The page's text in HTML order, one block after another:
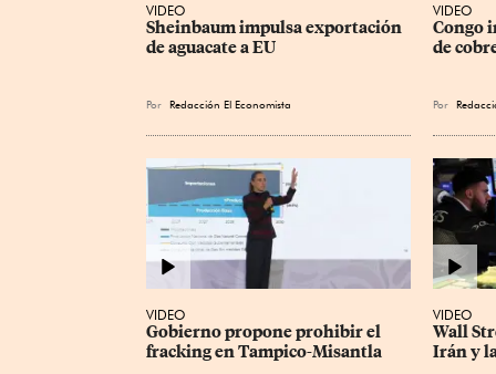
VIDEO
Sheinbaum impulsa exportación
de aguacate a EU
Por Redacción El Economista
VIDEO
Congo
de
Por
VIDEO
Gobierno propone prohibir el
fracking en Tampico-Misantla
VIDEO
Wall
Irán y